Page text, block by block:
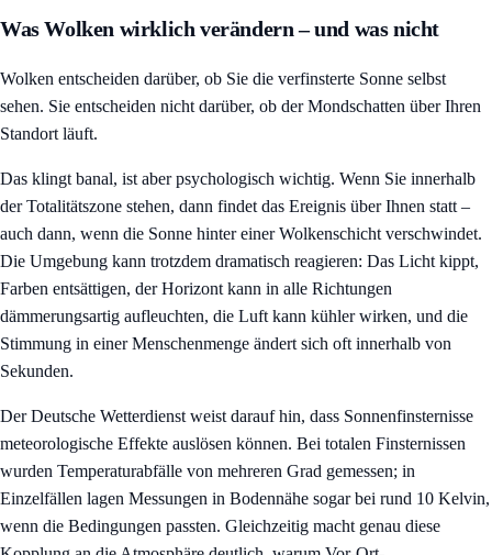
Was Wolken wirklich verändern – und was nicht
Wolken entscheiden darüber, ob Sie die verfinsterte Sonne selbst
sehen. Sie entscheiden nicht darüber, ob der Mondschatten über Ihren
Standort läuft.
Das klingt banal, ist aber psychologisch wichtig. Wenn Sie innerhalb
der Totalitätszone stehen, dann findet das Ereignis über Ihnen statt –
auch dann, wenn die Sonne hinter einer Wolkenschicht verschwindet.
Die Umgebung kann trotzdem dramatisch reagieren: Das Licht kippt,
Farben entsättigen, der Horizont kann in alle Richtungen
dämmerungsartig aufleuchten, die Luft kann kühler wirken, und die
Stimmung in einer Menschenmenge ändert sich oft innerhalb von
Sekunden.
Der Deutsche Wetterdienst weist darauf hin, dass Sonnenfinsternisse
meteorologische Effekte auslösen können. Bei totalen Finsternissen
wurden Temperaturabfälle von mehreren Grad gemessen; in
Einzelfällen lagen Messungen in Bodennähe sogar bei rund 10 Kelvin,
wenn die Bedingungen passten. Gleichzeitig macht genau diese